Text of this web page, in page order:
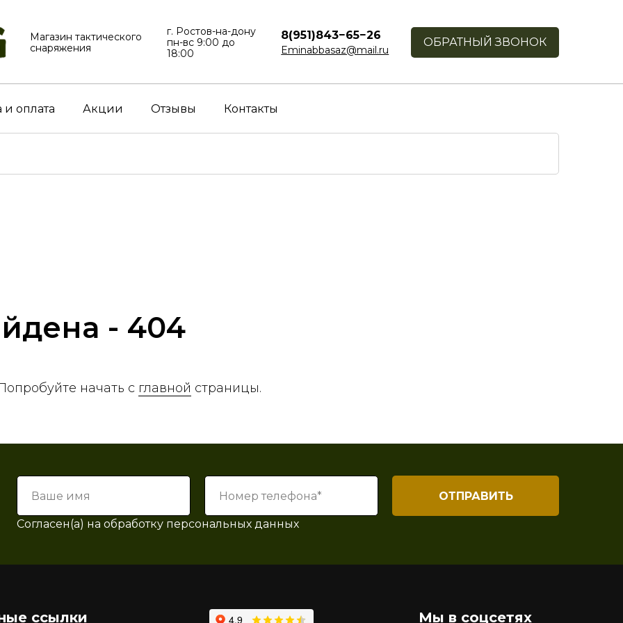
Магазин тактического
снаряжения
г. Ростов-на-дону
пн-вс⁠ 9:00 до
18:00
Eminabbasaz@mail.ru
8(951)843−65−26
ОБРАТНЫЙ ЗВОНОК
и оплата Акции Отзывы Контакты
- 404
начать с главной страницы.
ОТПРАВИТЬ
Согласен(а) на обработку персональных данных
ссылки Мы в соцсетях